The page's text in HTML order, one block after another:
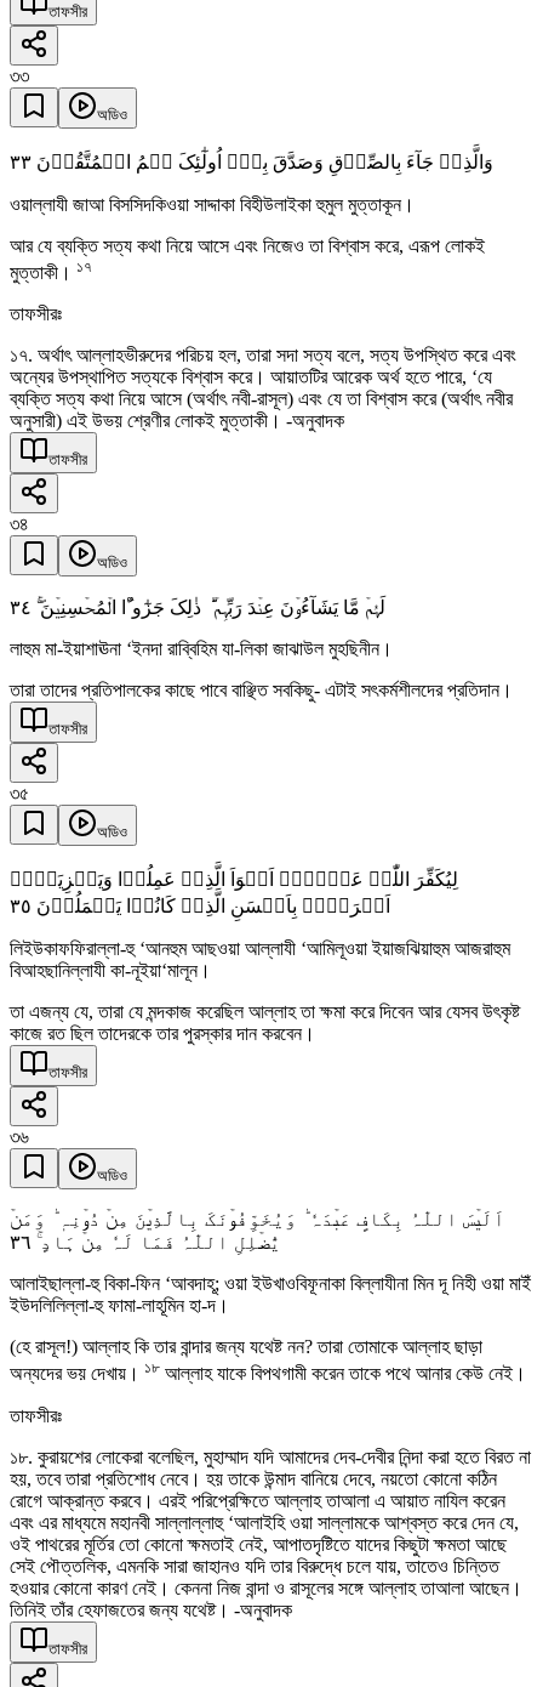
তাফসীর
৩৩
অডিও
وَالَّذِیۡ جَآءَ بِالصِّدۡقِ وَصَدَّقَ بِہٖۤ اُولٰٓئِکَ ہُمُ الۡمُتَّقُوۡنَ ٣٣
ওয়াল্লাযী জাআ বিসসিদকিওয়া সাদ্দাকা বিহীউলাইকা হুমুল মুত্তাকূন।
আর যে ব্যক্তি সত্য কথা নিয়ে আসে এবং নিজেও তা বিশ্বাস করে, এরূপ লোকই
মুত্তাকী। ১৭
তাফসীরঃ
১৭. অর্থাৎ আল্লাহভীরুদের পরিচয় হল, তারা সদা সত্য বলে, সত্য উপস্থিত করে এবং
অন্যের উপস্থাপিত সত্যকে বিশ্বাস করে। আয়াতটির আরেক অর্থ হতে পারে, ‘যে
ব্যক্তি সত্য কথা নিয়ে আসে (অর্থাৎ নবী-রাসূল) এবং যে তা বিশ্বাস করে (অর্থাৎ নবীর
অনুসারী) এই উভয় শ্রেণীর লোকই মুত্তাকী। -অনুবাদক
তাফসীর
৩৪
অডিও
لَہُمۡ مَّا یَشَآءُوۡنَ عِنۡدَ رَبِّہِمۡ ؕ ذٰلِکَ جَزٰٓوٴُا الۡمُحۡسِنِیۡنَ ۚۖ ٣٤
লাহুম মা-ইয়াশাঊনা ‘ইনদা রাব্বিহিম যা-লিকা জাঝাউল মুহছিনীন।
তারা তাদের প্রতিপালকের কাছে পাবে বাঞ্ছিত সবকিছু- এটাই সৎকর্মশীলদের প্রতিদান।
তাফসীর
৩৫
অডিও
لِیُکَفِّرَ اللّٰہُ عَنۡہُمۡ اَسۡوَاَ الَّذِیۡ عَمِلُوۡا وَیَجۡزِیَہُمۡ
اَجۡرَہُمۡ بِاَحۡسَنِ الَّذِیۡ کَانُوۡا یَعۡمَلُوۡنَ ٣٥
লিইউকাফফিরাল্লা-হু ‘আনহুম আছওয়া আল্লাযী ‘আমিলূওয়া ইয়াজঝিয়াহুম আজরাহুম
বিআহছানিল্লাযী কা-নূইয়া‘মালূন।
তা এজন্য যে, তারা যে মন্দকাজ করেছিল আল্লাহ তা ক্ষমা করে দিবেন আর যেসব উৎকৃষ্ট
কাজে রত ছিল তাদেরকে তার পুরস্কার দান করবেন।
তাফসীর
৩৬
অডিও
اَلَیۡسَ اللّٰہُ بِکَافٍ عَبۡدَہٗ ؕ وَیُخَوِّفُوۡنَکَ بِالَّذِیۡنَ مِنۡ دُوۡنِہٖ ؕ وَمَنۡ
یُّضۡلِلِ اللّٰہُ فَمَا لَہٗ مِنۡ ہَادٍ ۚ ٣٦
আলাইছাল্লা-হু বিকা-ফিন ‘আবদাহূ; ওয়া ইউখাওবিফূনাকা বিল্লাযীনা মিন দূ নিহী ওয়া মাইঁ
ইউদলিলিল্লা-হু ফামা-লাহূমিন হা-দ।
(হে রাসূল!) আল্লাহ কি তার বান্দার জন্য যথেষ্ট নন? তারা তোমাকে আল্লাহ ছাড়া
অন্যদের ভয় দেখায়। ১৮ আল্লাহ যাকে বিপথগামী করেন তাকে পথে আনার কেউ নেই।
তাফসীরঃ
১৮. কুরায়শের লোকেরা বলেছিল, মুহাম্মাদ যদি আমাদের দেব-দেবীর নিন্দা করা হতে বিরত না
হয়, তবে তারা প্রতিশোধ নেবে। হয় তাকে উন্মাদ বানিয়ে দেবে, নয়তো কোনো কঠিন
রোগে আক্রান্ত করবে। এরই পরিপ্রেক্ষিতে আল্লাহ তাআলা এ আয়াত নাযিল করেন
এবং এর মাধ্যমে মহানবী সাল্লাল্লাহু ‘আলাইহি ওয়া সাল্লামকে আশ্বস্ত করে দেন যে,
ওই পাথরের মূর্তির তো কোনো ক্ষমতাই নেই, আপাতদৃষ্টিতে যাদের কিছুটা ক্ষমতা আছে
সেই পৌত্তলিক, এমনকি সারা জাহানও যদি তার বিরুদ্ধে চলে যায়, তাতেও চিন্তিত
হওয়ার কোনো কারণ নেই। কেননা নিজ বান্দা ও রাসূলের সঙ্গে আল্লাহ তাআলা আছেন।
তিনিই তাঁর হেফাজতের জন্য যথেষ্ট। -অনুবাদক
তাফসীর